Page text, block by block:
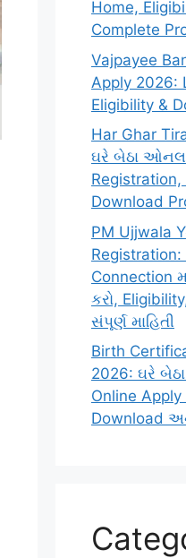
Home,
Complete
Vajpayee
Apply 2026:
Eligibility &
Har Ghar
ઘરે બેઠા
Download
PM Ujjwala
Connection
કરો,
સંપૂર્ણ માહિતી
Birth
2026: ઘરે
Online Apply
Download